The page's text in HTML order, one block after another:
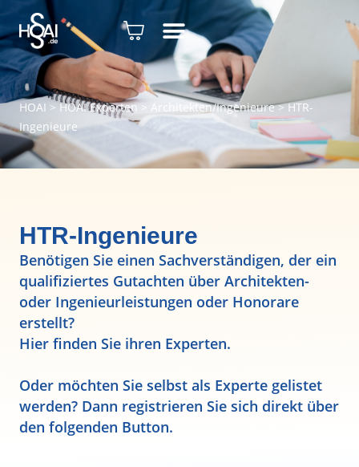
HOAI > HOAI Experten> Architekten/Ingenieure>HTR-
Ingenieure
HTR-Ingenieure
Benötigen Sie einen Sachverständigen, der ein
qualifiziertes Gutachten über Architekten-
oder Ingenieurleistungen oder Honorare
erstellt?
Hier finden Sie ihren Experten.
Oder möchten Sie selbst als Experte gelistet
werden? Dann registrieren Sie sich direkt über
den folgenden Button.